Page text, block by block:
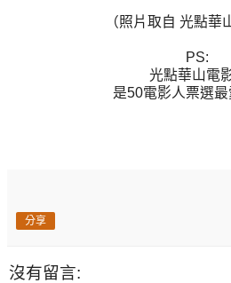
（照片取自 光點華
PS:
光點華山電
是50電影人票選
分享
沒有留言: